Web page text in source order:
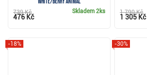
white/berry animal
Skladem2ks
739 Kč
476 Kč
1 790 Kč
1 305 Kč
-18% -30%